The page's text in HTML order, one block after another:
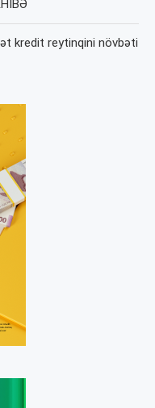
kredit reytinqini növbəti